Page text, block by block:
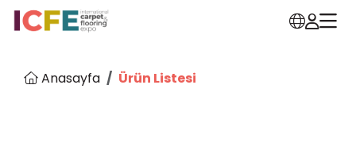
Anasayfa Ürün Listesi